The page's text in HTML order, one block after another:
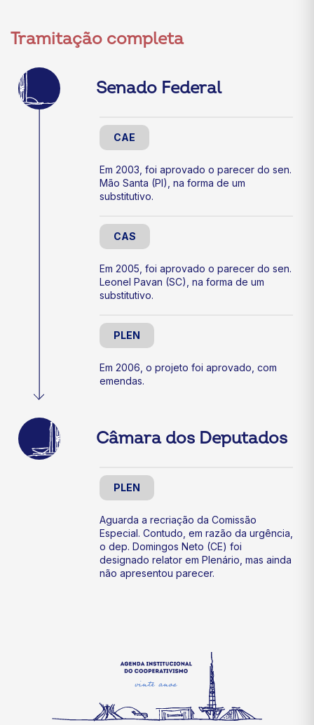
Tramitação completa
Senado Federal
CAE
Em 2003, foi aprovado o parecer do sen.
Mão Santa (PI), na forma de um
substitutivo.
CAS
Em 2005, foi aprovado o parecer do sen.
Leonel Pavan (SC), na forma de um
substitutivo.
PLEN
Em 2006, o projeto foi aprovado, com
emendas.
Câmara dos Deputados
PLEN
Aguarda a recriação da Comissão
Especial. Contudo, em razão da urgência,
o dep. Domingos Neto (CE) foi
designado relator em Plenário, mas ainda
não apresentou parecer.